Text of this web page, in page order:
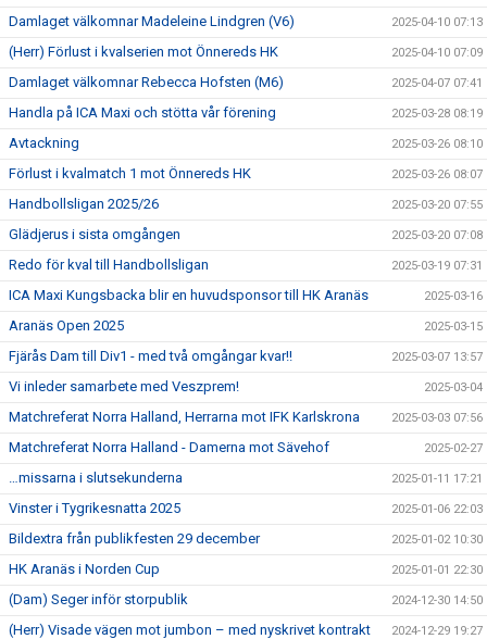
Damlaget välkomnar Madeleine Lindgren (V6) 2025-04-10 07:13
(Herr) Förlust i kvalserien mot Önnereds HK 2025-04-10 07:09
Damlaget välkomnar Rebecca Hofsten (M6) 2025-04-07 07:41
Handla på ICA Maxi och stötta vår förening 2025-03-28 08:19
Avtackning 2025-03-26 08:10
Förlust i kvalmatch 1 mot Önnereds HK 2025-03-26 08:07
Handbollsligan 2025/26 2025-03-20 07:55
Glädjerus i sista omgången 2025-03-20 07:08
Redo för kval till Handbollsligan 2025-03-19 07:31
ICA Maxi Kungsbacka blir en huvudsponsor till HK Aranäs 2025-03-16
Aranäs Open 2025 2025-03-15
Fjärås Dam till Div1 - med två omgångar kvar!! 2025-03-07 13:57
Vi inleder samarbete med Veszprem! 2025-03-04
Matchreferat Norra Halland, Herrarna mot IFK Karlskrona 2025-03-03 07:56
Matchreferat Norra Halland - Damerna mot Sävehof 2025-02-27
…missarna i slutsekunderna 2025-01-11 17:21
Vinster i Tygrikesnatta 2025 2025-01-06 22:03
Bildextra från publikfesten 29 december 2025-01-02 10:30
HK Aranäs i Norden Cup 2025-01-01 22:30
(Dam) Seger inför storpublik 2024-12-30 14:50
(Herr) Visade vägen mot jumbon – med nyskrivet kontrakt 2024-12-29 19:27